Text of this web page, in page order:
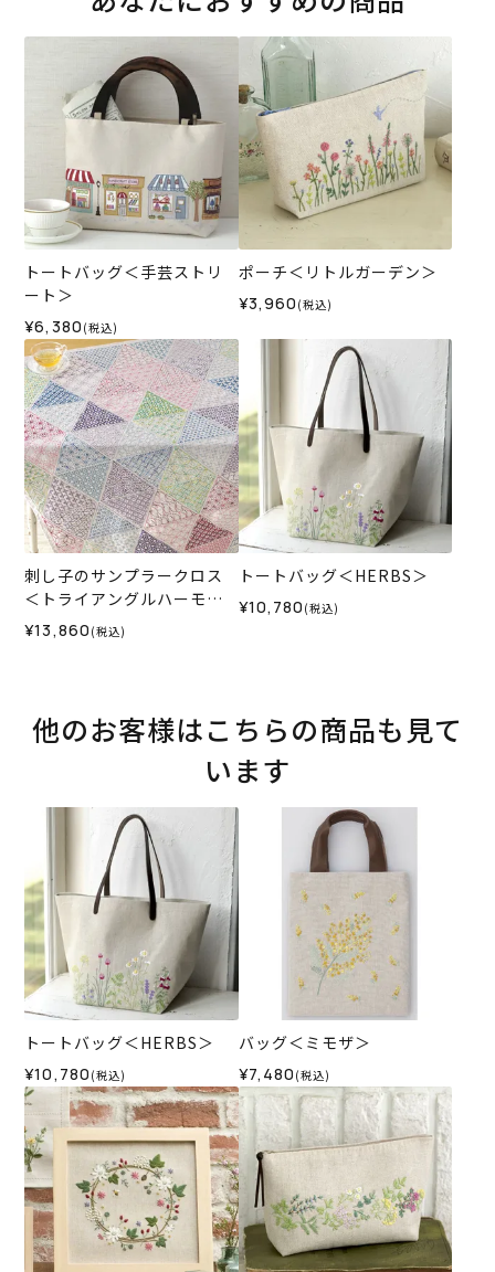
トートバッグ＜手芸ストリ
ート＞
¥6,380 (税込)
ポーチ＜リトルガーデン＞
¥3,960 (税込)
刺し子のサンプラークロス
＜トライアングルハーモニ
ー＞
¥13,860 (税込)
トートバッグ＜HERBS＞
¥10,780 (税込)
他のお客様はこちらの商品も見て
います
トートバッグ＜HERBS＞
¥10,780 (税込)
バッグ＜ミモザ＞
¥7,480 (税込)